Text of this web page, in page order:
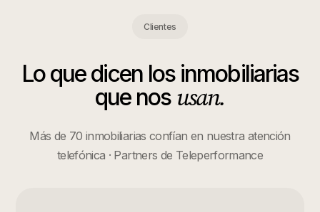
Clientes
Lo que dicen los inmobiliarias
que nos usan.
Más de 70 inmobiliarias confían en nuestra atención
telefónica · Partners de Teleperformance